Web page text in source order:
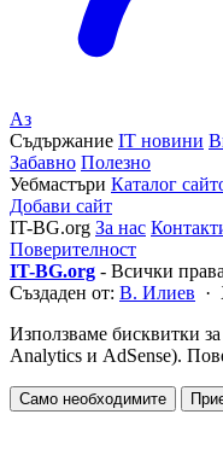
Аз
Съдържание IT новини
Забавно Полезно
Уебмастъри Каталог
Добави сайт
IT-BG.org За нас
Поверителност
IT-BG.org - Всички
Създаден от: В. Илиев ·
Използваме бисквитки
Analytics и AdSense).
Само необходимите